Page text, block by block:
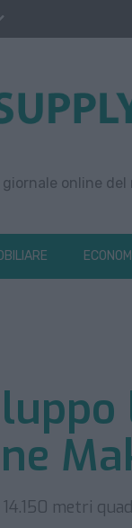
giornale online
metri